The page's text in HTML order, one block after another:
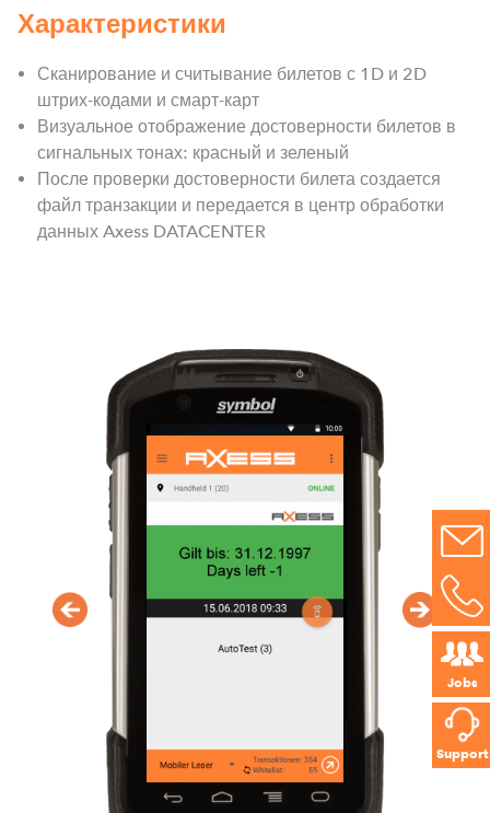
Jobs
Support
Характеристики
Сканирование и считывание билетов с 1D и 2D
штрих-кодами и смарт-карт
Визуальное отображение достоверности билетов в
сигнальных тонах: красный и зеленый
После проверки достоверности билета создается
файл транзакции и передается в центр обработки
данных Axess DATACENTER